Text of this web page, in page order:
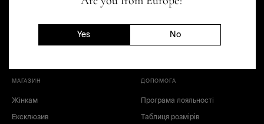
Yes No
МАГАЗИН
Жінкам
Ексклюзив
ДОПОМОГА
Програма лояльності
Таблиця розмірів